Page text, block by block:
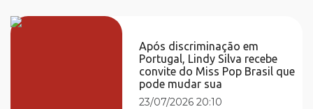
Após discriminação em
Portugal, Lindy Silva recebe
convite do Miss Pop Brasil que
pode mudar sua
23/07/2026 20:10